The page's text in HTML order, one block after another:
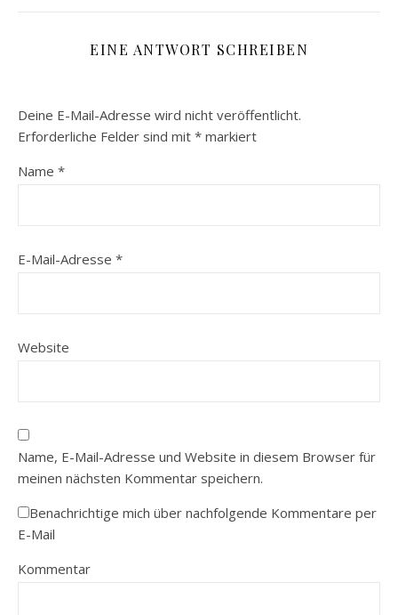
EINE ANTWORT SCHREIBEN
Deine E-Mail-Adresse wird nicht veröffentlicht.
Erforderliche Felder sind mit * markiert
Name *
E-Mail-Adresse *
Website
Name, E-Mail-Adresse und Website in diesem Browser für
meinen nächsten Kommentar speichern.
Benachrichtige mich über nachfolgende Kommentare per
E-Mail
Kommentar